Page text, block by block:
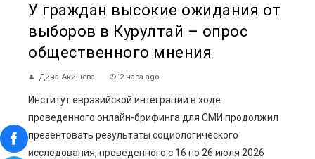
У граждан высокие ожидания от
выборов в Курултай – опрос
общественного мнения
Дина Акишева 2 часа ago
Институт евразийской интеграции в ходе
проведенного онлайн-брифинга для СМИ продолжил
презентовать результаты социологического
исследования, проведенного с 16 по 26 июля 2026